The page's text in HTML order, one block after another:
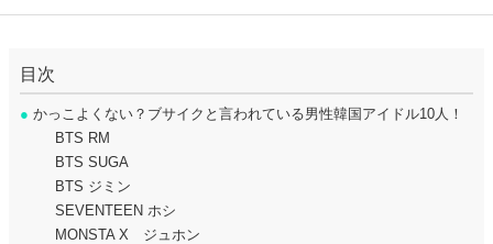
目次
● かっこよくない？ブサイクと言われている男性韓国アイドル10人！
BTS RM
BTS SUGA
BTS ジミン
SEVENTEEN ホシ
MONSTA X ジュホン